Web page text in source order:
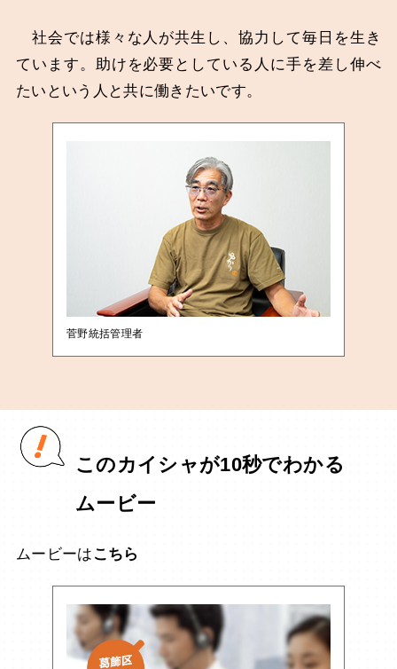
社会では様々な人が共生し、協力して毎日を生き
ています。助けを必要としている人に手を差し伸べ
たいという人と共に働きたいです。
菅野統括管理者
このカイシャが10秒でわかる
ムービー
ムービーは こちら